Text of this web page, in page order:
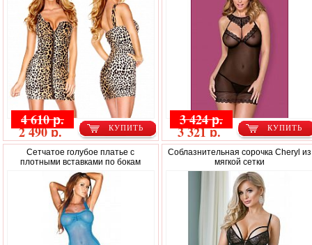
КУПИТЬ
4 610 р.
2 490 р. КУПИТЬ
3 424 р.
3 321 р.
Сетчатое голубое платье с
плотными вставками по бокам
Соблазнительная сорочка Cheryl из
мягкой сетки